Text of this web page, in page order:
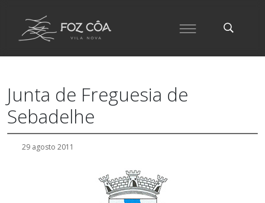
Junta de Freguesia de
Sebadelhe
29 agosto 2011